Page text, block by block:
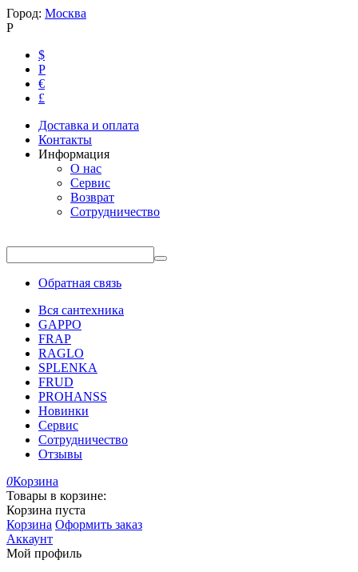
Город: Москва
Р
$
Р
€
£
Доставка и оплата
Контакты
Информация
О нас
Сервис
Возврат
Сотрудничество
Обратная связь
Вся сантехника
GAPPO
FRAP
RAGLO
SPLENKA
FRUD
PROHANSS
Новинки
Сервис
Сотрудничество
Отзывы
0Корзина
Товары в корзине:
Корзина пуста
Корзина Оформить заказ
Аккаунт
Мой профиль